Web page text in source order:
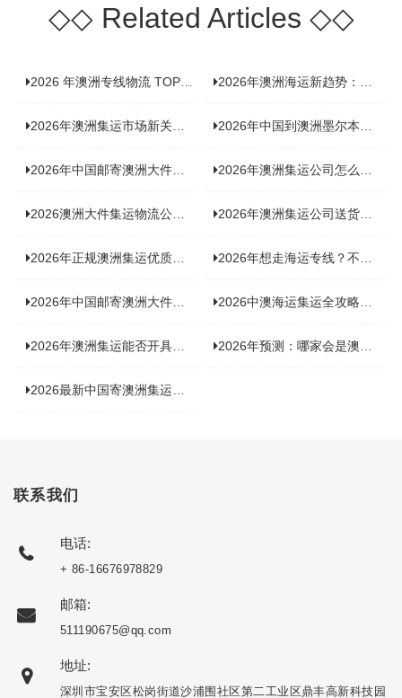
◇◇Related Articles ◇◇
2026 年澳洲专线物流 TOP10 测评：合规、时效、价格全维度对比 2026年澳洲海运新趋势：大件家具运输有何独特门道？
2026年澳洲集运市场新关注：到底该如何精准计算体积重？ 2026年中国到澳洲墨尔本海运专线，背后隐藏哪些物流新机遇？
2026年中国邮寄澳洲大件运输攻略，快速安全送达的秘诀大揭秘！ 2026年澳洲集运公司怎么选？个人用户与跨境商家避坑全攻略
2026澳洲大件集运物流公司全景分析：市场趋势、选型逻辑与品牌适配 2026年澳洲集运公司送货上门服务哪家好：靠谱品牌选型指南
2026年正规澳洲集运优质供应商盘点：价格透明，无套路不踩坑 2026年想走海运专线？不容错过的达尔文集运海运专线推荐！
2026年中国邮寄澳洲大件运输新趋势，究竟藏着哪些惊喜？ 2026中澳海运集运全攻略，拼箱 / 整柜怎么选？价格、时效、避坑指南
2026年澳洲集运能否开具增值税发票？你关心的答案来了！ 2026年预测：哪家会是澳洲集运里差评最多的“众矢之的”？
2026最新中国寄澳洲集运公司排名：哪家寄家具最可靠且性价比高？
联系我们
电话:
+ 86-16676978829
邮箱:
511190675@qq.com
地址:
深圳市宝安区松岗街道沙浦围社区第二工业区鼎丰高新科技园